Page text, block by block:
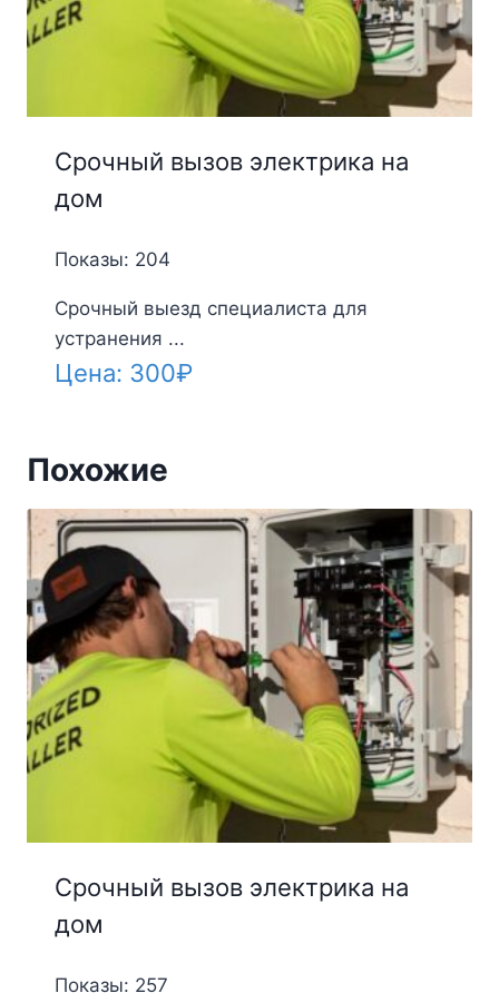
Срочный вызов электрика на
дом
Показы: 204
Срочный выезд специалиста для
устранения ...
Цена: 300₽
Похожие
Срочный вызов электрика на
дом
Показы: 257